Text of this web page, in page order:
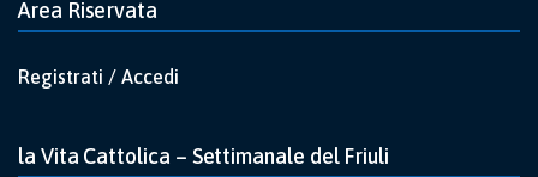
Area Riservata
Registrati / Accedi
la Vita Cattolica – Settimanale del Friuli